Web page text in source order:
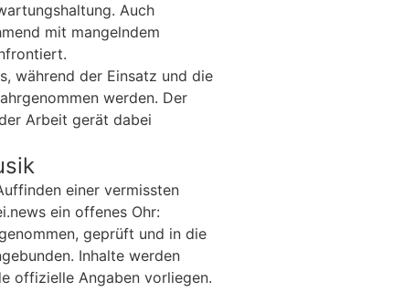
Auch
mit mangelndem
während der Einsatz und die
werden. Der
Arbeit gerät dabei
einer vermissten
ein offenes Ohr:
geprüft und in die
Inhalte werden
offizielle Angaben vorliegen.